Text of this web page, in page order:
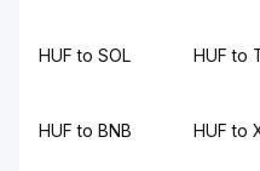
HUF to SOL HUF to
HUF to BNB HUF to